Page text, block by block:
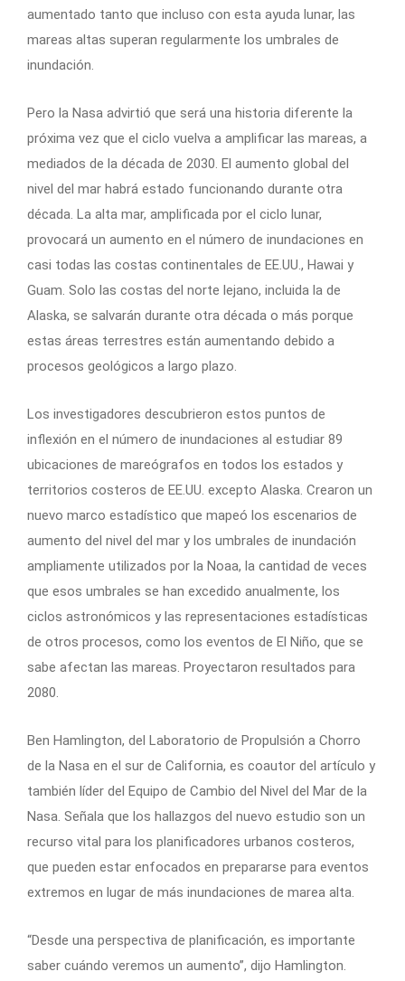
aumentado tanto que incluso con esta ayuda lunar, las
mareas altas superan regularmente los umbrales de
inundación.
Pero la Nasa advirtió que será una historia diferente la
próxima vez que el ciclo vuelva a amplificar las mareas, a
mediados de la década de 2030. El aumento global del
nivel del mar habrá estado funcionando durante otra
década. La alta mar, amplificada por el ciclo lunar,
provocará un aumento en el número de inundaciones en
casi todas las costas continentales de EE.UU., Hawai y
Guam. Solo las costas del norte lejano, incluida la de
Alaska, se salvarán durante otra década o más porque
estas áreas terrestres están aumentando debido a
procesos geológicos a largo plazo.
Los investigadores descubrieron estos puntos de
inflexión en el número de inundaciones al estudiar 89
ubicaciones de mareógrafos en todos los estados y
territorios costeros de EE.UU. excepto Alaska. Crearon un
nuevo marco estadístico que mapeó los escenarios de
aumento del nivel del mar y los umbrales de inundación
ampliamente utilizados por la Noaa, la cantidad de veces
que esos umbrales se han excedido anualmente, los
ciclos astronómicos y las representaciones estadísticas
de otros procesos, como los eventos de El Niño, que se
sabe afectan las mareas. Proyectaron resultados para
2080.
Ben Hamlington, del Laboratorio de Propulsión a Chorro
de la Nasa en el sur de California, es coautor del artículo y
también líder del Equipo de Cambio del Nivel del Mar de la
Nasa. Señala que los hallazgos del nuevo estudio son un
recurso vital para los planificadores urbanos costeros,
que pueden estar enfocados en prepararse para eventos
extremos en lugar de más inundaciones de marea alta.
“Desde una perspectiva de planificación, es importante
saber cuándo veremos un aumento”, dijo Hamlington.